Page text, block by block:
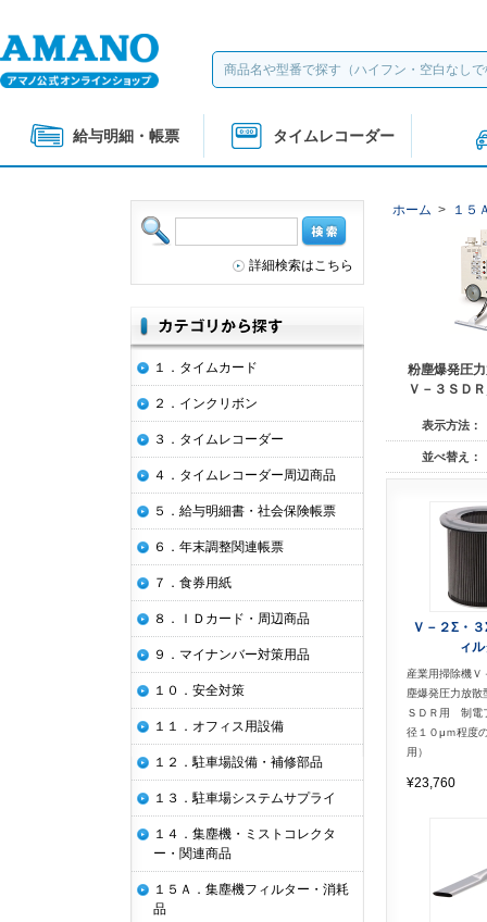
給与明細・帳票 タイムレコーダー
ホーム > １５
粉塵爆発圧
Ｖ－３ＳＤ
表示方法：
並べ替え：
Ｖ－２Σ・
ィ
産業用掃除機Ｖ
塵爆発圧力放散
ＳＤＲ用 制電
径１０μｍ程度
用）
¥23,760
詳細検索はこちら
１．タイムカード
２．インクリボン
３．タイムレコーダー
４．タイムレコーダー周辺商品
５．給与明細書・社会保険帳票
６．年末調整関連帳票
７．食券用紙
８．ＩＤカード・周辺商品
９．マイナンバー対策用品
１０．安全対策
１１．オフィス用設備
１２．駐車場設備・補修部品
１３．駐車場システムサプライ
１４．集塵機・ミストコレクタ
ー・関連商品
１５Ａ．集塵機フィルター・消耗
品